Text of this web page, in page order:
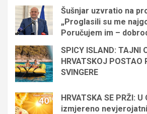
Šušnjar uzvratio na
„Proglasili su me
Poručujem im –
SPICY ISLAND: TAJNI
HRVATSKOJ POSTAO
SVINGERE
HRVATSKA SE PRŽI:
izmjereno